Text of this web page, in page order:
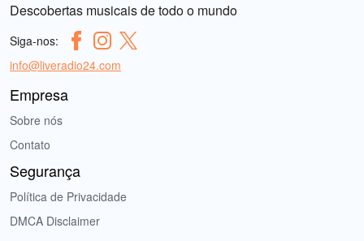
Descobertas musicais de todo o mundo
Siga-nos:
info@liveradio24.com
Empresa
Sobre nós
Contato
Segurança
Política de Privacidade
DMCA Disclaimer